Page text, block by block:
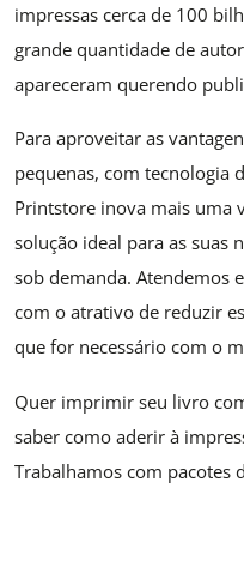
impressas cerca de 100
grande quantidade de
apareceram querendo
Para aproveitar as
pequenas, com tecnologia
Printstore inova mais uma
solução ideal para as suas
sob demanda. Atendemos
com o atrativo de reduzir
que for necessário com o
Quer imprimir seu livro
saber como aderir à
Trabalhamos com pacotes